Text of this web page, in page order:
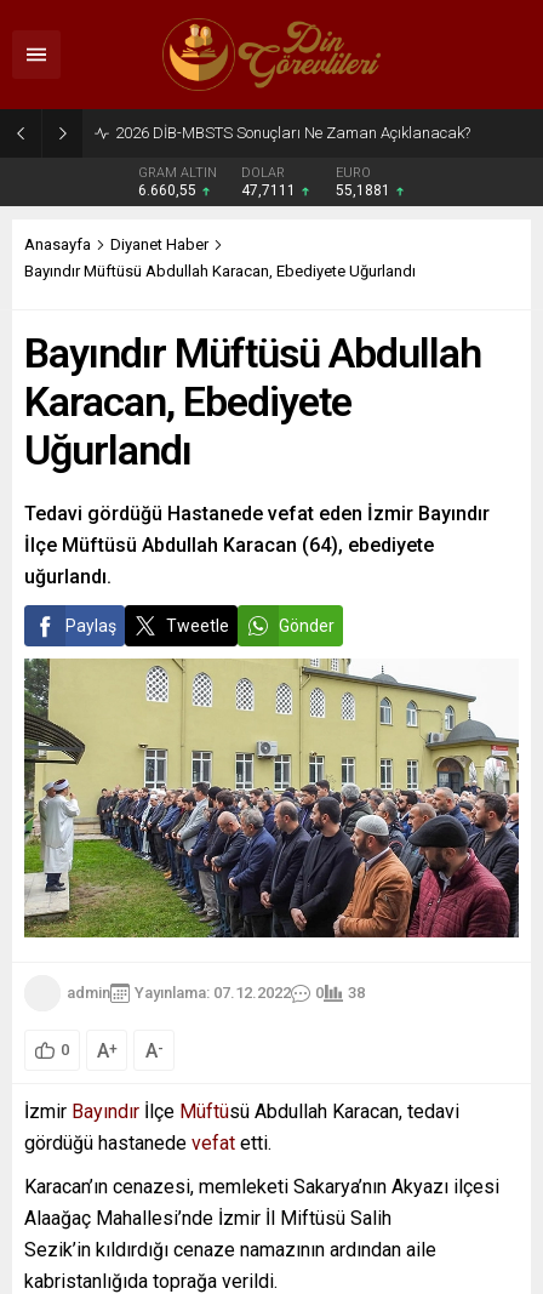
2026 DİB-MBSTS Sonuçları Ne Zaman Açıklanacak?
GRAM ALTIN
6.660,55
DOLAR
47,7111
EURO
55,1881
Anasayfa
Diyanet Haber
Bayındır Müftüsü Abdullah Karacan, Ebediyete Uğurlandı
Bayındır Müftüsü Abdullah
Karacan, Ebediyete
Uğurlandı
Tedavi gördüğü Hastanede vefat eden İzmir Bayındır
İlçe Müftüsü Abdullah Karacan (64), ebediyete
uğurlandı.
Paylaş Tweetle Gönder
admin Yayınlama: 07.12.2022 0 38
0 A+ A-
İzmir Bayındır İlçe Müftüsü Abdullah Karacan, tedavi
gördüğü hastanede vefat etti.
Karacan’ın cenazesi, memleketi Sakarya’nın Akyazı ilçesi
Alaağaç Mahallesi’nde İzmir İl Miftüsü Salih
Sezik’in kıldırdığı cenaze namazının ardından aile
kabristanlığıda toprağa verildi.